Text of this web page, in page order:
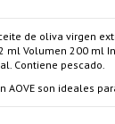
de oliva virgen
ml Volumen 200 ml
Contiene pescado.
AOVE son ideales